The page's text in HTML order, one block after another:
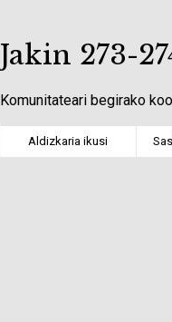
Jakin 273-
Komunitateari begirako
Aldizkaria ikusi